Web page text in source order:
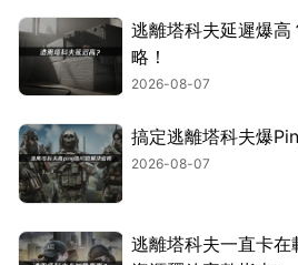
逃離塔科夫延遲爆
略！
2026-08-07
搞定逃離塔科夫爆
2026-08-07
逃離塔科夫一直卡